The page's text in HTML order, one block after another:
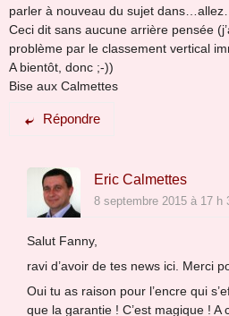
parler à nouveau du sujet
Ceci dit sans aucune arrière pensée
problème par le classement vertical
A bientôt, donc ;-))
Bise aux Calmettes
Répondre
Eric Calmettes
8 septembre 2015 à 17 h
Salut Fanny,
ravi d’avoir de tes news ici. Merci
Oui tu as raison pour l’encre qui
que la garantie ! C’est magique ! A